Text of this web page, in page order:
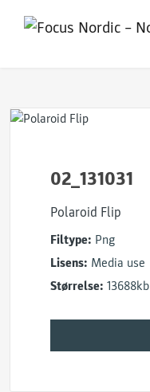
02_131031
Polaroid Flip
Filtype: Png
Lisens: Media use
Størrelse: 13688kb